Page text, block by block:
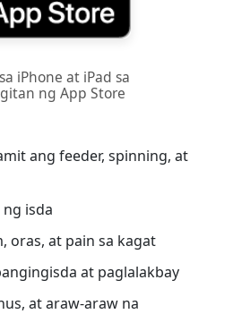
iPhone at iPad sa
ng App Store
ang feeder, spinning, at
ng isda
oras, at pain sa kagat
at paglalakbay
at araw-araw na